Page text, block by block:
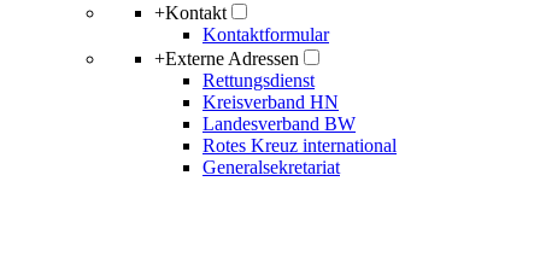
+Kontakt
Kontaktformular
+Externe Adressen
Rettungsdienst
Kreisverband HN
Landesverband BW
Rotes Kreuz international
Generalsekretariat